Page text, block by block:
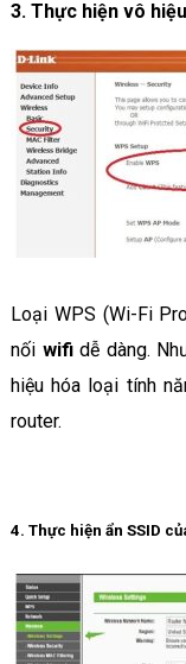
3. Thực hiện vô
Loại WPS (Wi-Fi
nối wifidễ dàng.
hiệu hóa loại tính
router.
4. Thực hiện ẩn SSID